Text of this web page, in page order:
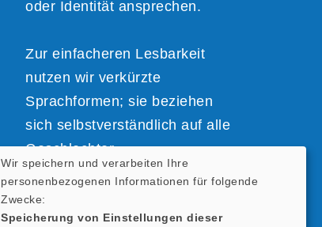
oder Identität ansprechen.
Zur einfacheren Lesbarkeit
nutzen wir verkürzte
Sprachformen; sie beziehen
sich selbstverständlich auf alle
Geschlechter.
Wir speichern und verarbeiten Ihre
personenbezogenen Informationen für folgende
Zwecke:
Speicherung von Einstellungen dieser